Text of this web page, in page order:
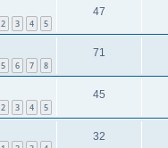
2 3 4 5
47
5 6 7 8
71
2 3 4 5
45
32